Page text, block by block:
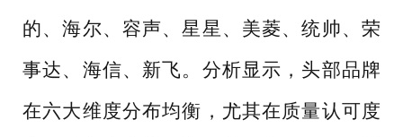
的、海尔、容声、星星、美菱、统帅、荣
事达、海信、新飞。分析显示，头部品牌
在六大维度分布均衡，尤其在质量认可度